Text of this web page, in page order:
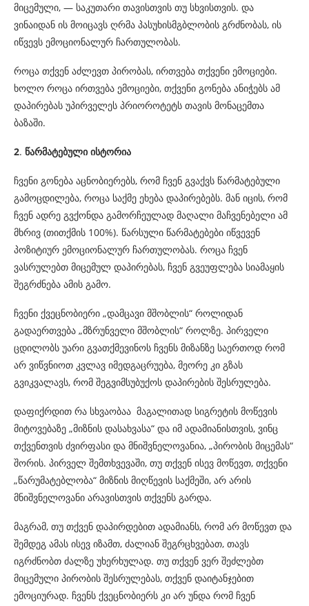
მიცემული, — საკუთარი თავისთვის თუ სხვისთვის. და
ვინაიდან ის მოიცავს ღრმა პასუხისმგბლობის გრძნობას, ის
იწვევს ემოციონალურ ჩართულობას.
როცა თქვენ აძლევთ პირობას, ირთვება თქვენი ემოციები.
ხოლო როცა ირთვება ემოციები, თქვენი გონება ანიჭებს ამ
დაპირებას უპირველეს პრიოროტეტს თავის მონაცემთა
ბაზაში.
2. წარმატებული ისტორია
ჩვენი გონება აცნობიერებს, რომ ჩვენ გვაქვს წარმატებული
გამოცდილება, როცა საქმე ეხება დაპირებებს. მან იცის, რომ
ჩვენ ადრე გვქონდა გამორჩეულად მაღალი მაჩვენებელი ამ
მხრივ (თითქმის 100%). წარსული წარმატებები იწვევენ
პოზიტიურ ემოციონალურ ჩართულობას. როცა ჩვენ
ვასრულებთ მიცემულ დაპირებას, ჩვენ გვეუფლება სიამაყის
შეგრძნება ამის გამო.
ჩვენი ქვეცნობიერი „დამცავი მშობლის“ როლიდან
გადაერთვება „მზრუნველი მშობლის“ როლზე. პირველი
ცდილობს უარი გვათქმევინოს ჩვენს მიზანზე საერთოდ რომ
არ ვიწვნიოთ კვლავ იმედგაცრუება, მეორე კი გზას
გვიკვალავს, რომ შეგვიმსუბუქოს დაპირების შესრულება.
დაფიქრდით რა სხვაობაა მაგალითად სიგრეტის მოწევის
მიტოვებაზე „მიზნის დასახვასა“ და იმ ადამიანისთვის, ვინც
თქვენთვის ძვირფასი და მნიშვნელოვანია, „პირობის მიცემას“
შორის. პირველ შემთხვევაში, თუ თქვენ ისევ მოწევთ, თქვენი
„წარუმატებლობა“ მიზნის მიღწევის საქმეში, არ არის
მნიშვნელოვანი არავისთვის თქვენს გარდა.
მაგრამ, თუ თქვენ დაპირდებით ადამიანს, რომ არ მოწევთ და
შემდეგ ამას ისევ იზამთ, ძალიან შეგრცხვებათ, თავს
იგრძნობთ ძალზე უხერხულად. თუ თქვენ ვერ შეძლებთ
მიცემული პირობის შესრულებას, თქვენ დაიტანჯებით
ემოციურად. ჩვენს ქვეცნობიერს კი არ უნდა რომ ჩვენ